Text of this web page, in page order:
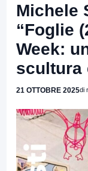
Michele
“Foglie
Week:
scultura
21 OTTOBRE 2025di